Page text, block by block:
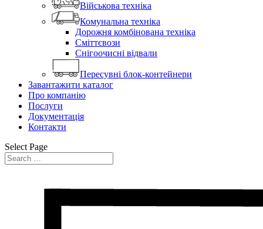
Військова техніка
Комунальна техніка
Дорожня комбінована техніка
Сміттєвози
Снігоочисні відвали
Пересувні блок-контейнери
Завантажити каталог
Про компанію
Послуги
Документація
Контакти
Select Page